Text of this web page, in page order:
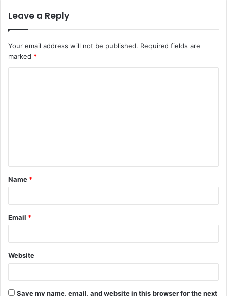
Leave a Reply
Your email address will not be published. Required fields are
marked *
t
*
Name *
Email *
Website
Save my name, email, and website in this browser for the next